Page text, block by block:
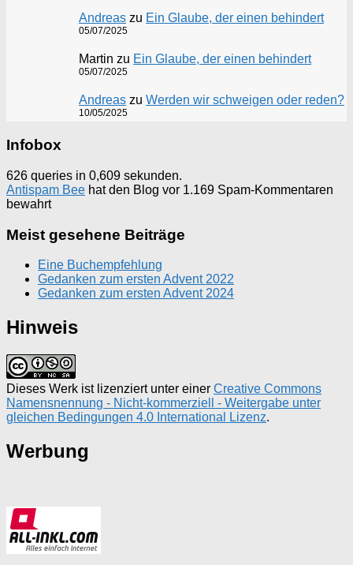
Andreas zu Ein Glaube, der einen behindert
05/07/2025
Martin zu Ein Glaube, der einen behindert
05/07/2025
Andreas zu Werden wir schweigen oder reden?
10/05/2025
Infobox
626 queries in 0,609 sekunden.
Antispam Bee hat den Blog vor 1.169 Spam-Kommentaren
bewahrt
Meist gesehene Beiträge
Eine Buchempfehlung
Gedanken zum ersten Advent 2022
Gedanken zum ersten Advent 2024
Hinweis
Dieses Werk ist lizenziert unter einer Creative Commons
Namensnennung - Nicht-kommerziell - Weitergabe unter
gleichen Bedingungen 4.0 International Lizenz.
Werbung